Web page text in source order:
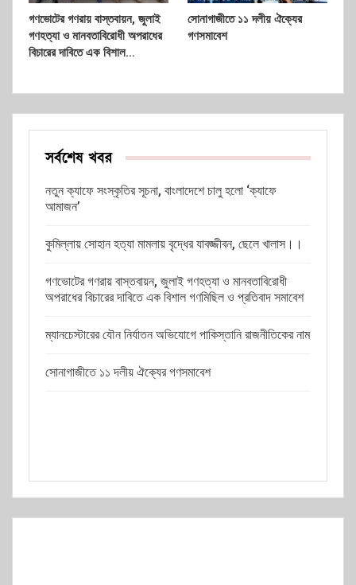
গণভোটের গণরায় বাস্তবায়ন, জুলাই
গণহত্যা ও মানবতাবিরোধী অপরাধের
বিচারের দাবিতে এক বিশাল…
সোনাগাজীতে ১১ দলীয় ঐক্যের
গণসমাবেশ
সর্বশেষ খবর
নতুন ক্যাফে সংস্কৃতির সূচনা, বাংলাদেশে চালু হলো ‘ক্যাফে
আমাজন’
কুমিল্লায় সোহান হত্যা মামলায় বৃদ্ধের যাবজ্জীবন, ছেলে খালাস।।
গণভোটের গণরায় বাস্তবায়ন, জুলাই গণহত্যা ও মানবতাবিরোধী
অপরাধের বিচারের দাবিতে এক বিশাল গণমিছিল ও প্রতিবাদ সমাবেশ
ম্যানচেস্টারের যৌন নির্যাতন অভিযোগে পাকিস্তানি রাজনীতিকের নাম
সোনাগাজীতে ১১ দলীয় ঐক্যের গণসমাবেশ